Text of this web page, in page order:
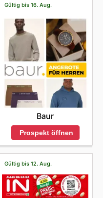
Gültig bis 16. Aug.
Baur
Prospekt öffnen
Gültig bis 12. Aug.